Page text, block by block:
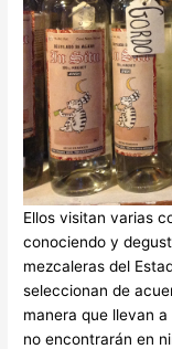
Ellos visitan varias
conociendo y
mezcaleras del
seleccionan de
manera que llevan
no encontrarán en